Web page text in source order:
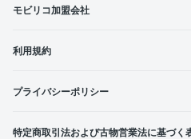
モビリコ加盟会社
利用規約
プライバシーポリシー
特定商取引法および古物営業法に基づく